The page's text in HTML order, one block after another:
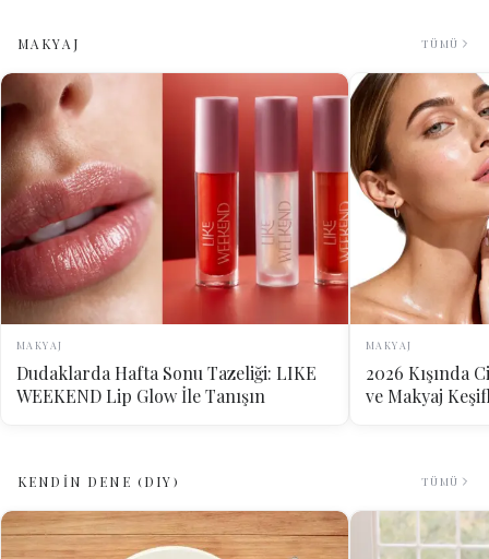
MAKYAJ TÜMÜ
MAKYAJ
Dudaklarda Hafta Sonu Tazeliği: LIKE
WEEKEND Lip Glow İle Tanışın
MAKYAJ
2026 Kışında
ve Makyaj
KENDİN DENE (DIY) TÜMÜ